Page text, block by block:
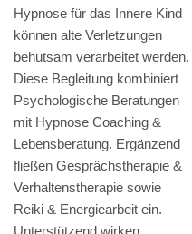
Hypnose für das Innere Kind
können alte Verletzungen
behutsam verarbeitet werden.
Diese Begleitung kombiniert
Psychologische Beratungen
mit Hypnose Coaching &
Lebensberatung. Ergänzend
fließen Gesprächstherapie &
Verhaltenstherapie sowie
Reiki & Energiearbeit ein.
Unterstützend wirken